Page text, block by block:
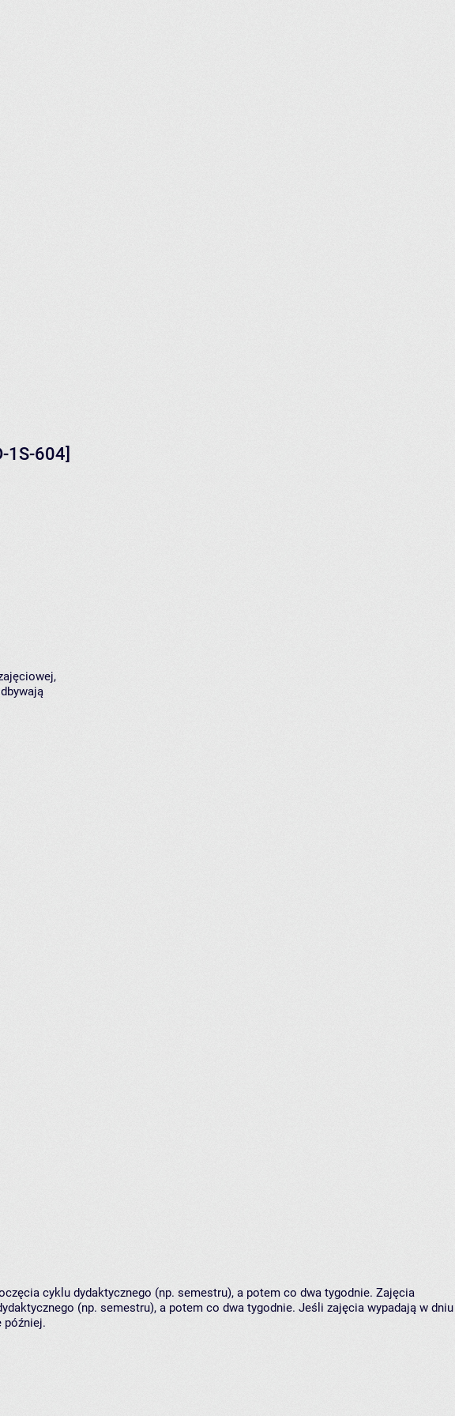
1S-604]
cyklu dydaktycznego (np. semestru), a potem co dwa tygodnie. Zajęcia
(np. semestru), a potem co dwa tygodnie. Jeśli zajęcia wypadają w dniu
później.